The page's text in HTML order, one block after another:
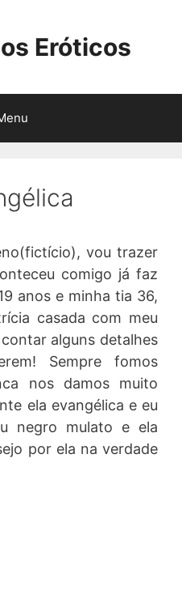
Eróticos
vou trazer
comigo já faz
anos e minha tia 36,
casada com meu
alguns detalhes
Sempre fomos
nos damos muito
ela evangélica e eu
negro mulato e ela
por ela na verdade